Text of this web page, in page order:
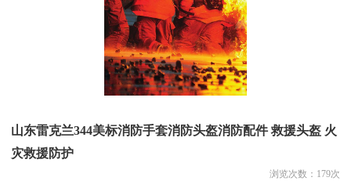
山东雷克兰344美标消防手套消防头盔消防配件 救援头盔 火
灾救援防护
浏览次数： 179次